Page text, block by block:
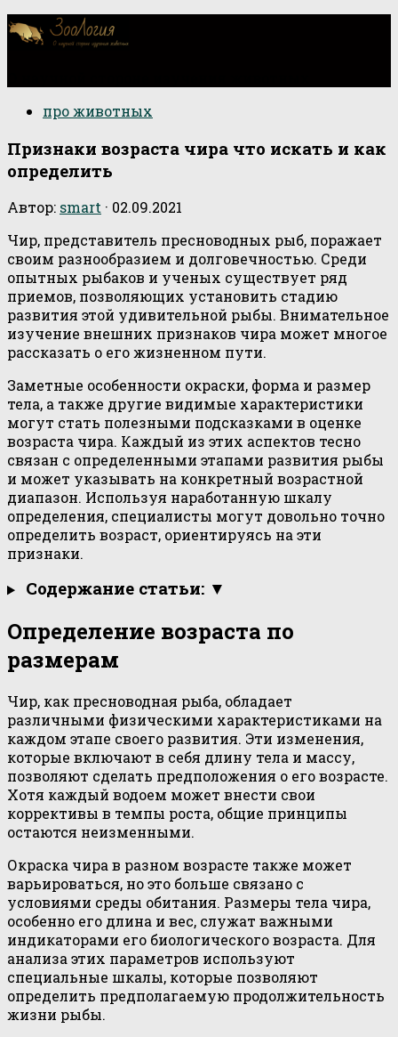
про животных
Признаки возраста чира что искать и как
определить
Автор: smart · 02.09.2021
Чир, представитель пресноводных рыб, поражает
своим разнообразием и долговечностью. Среди
опытных рыбаков и ученых существует ряд
приемов, позволяющих установить стадию
развития этой удивительной рыбы. Внимательное
изучение внешних признаков чира может многое
рассказать о его жизненном пути.
Заметные особенности окраски, форма и размер
тела, а также другие видимые характеристики
могут стать полезными подсказками в оценке
возраста чира. Каждый из этих аспектов тесно
связан с определенными этапами развития рыбы
и может указывать на конкретный возрастной
диапазон. Используя наработанную шкалу
определения, специалисты могут довольно точно
определить возраст, ориентируясь на эти
признаки.
Содержание статьи: ▼
Определение возраста по
размерам
Чир, как пресноводная рыба, обладает
различными физическими характеристиками на
каждом этапе своего развития. Эти изменения,
которые включают в себя длину тела и массу,
позволяют сделать предположения о его возрасте.
Хотя каждый водоем может внести свои
коррективы в темпы роста, общие принципы
остаются неизменными.
Окраска чира в разном возрасте также может
варьироваться, но это больше связано с
условиями среды обитания. Размеры тела чира,
особенно его длина и вес, служат важными
индикаторами его биологического возраста. Для
анализа этих параметров используют
специальные шкалы, которые позволяют
определить предполагаемую продолжительность
жизни рыбы.